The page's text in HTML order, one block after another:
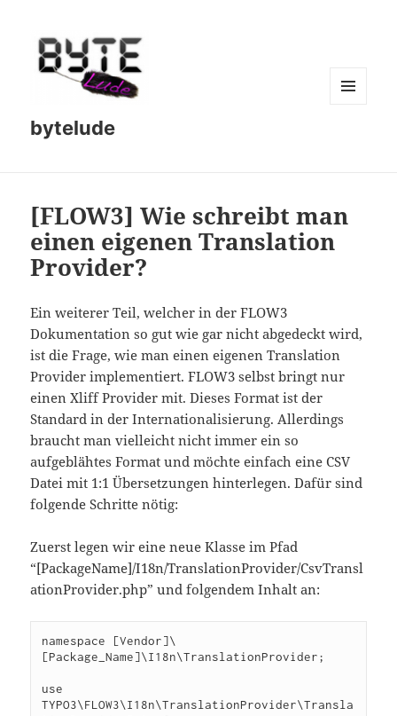
bytelude
[FLOW3] Wie schreibt man
einen eigenen Translation
Provider?
Ein weiterer Teil, welcher in der FLOW3
Dokumentation so gut wie gar nicht abgedeckt wird,
ist die Frage, wie man einen eigenen Translation
Provider implementiert. FLOW3 selbst bringt nur
einen Xliff Provider mit. Dieses Format ist der
Standard in der Internationalisierung. Allerdings
braucht man vielleicht nicht immer ein so
aufgeblähtes Format und möchte einfach eine CSV
Datei mit 1:1 Übersetzungen hinterlegen. Dafür sind
folgende Schritte nötig:
Zuerst legen wir eine neue Klasse im Pfad
“[PackageName]/I18n/TranslationProvider/CsvTransl
ationProvider.php” und folgendem Inhalt an:
namespace [Vendor]\
[Package_Name]\I18n\TranslationProvider;
use
TYPO3\FLOW3\I18n\TranslationProvider\Transla